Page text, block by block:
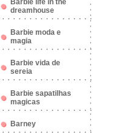
Barbie life in the
dreamhouse
Barbie moda e
magia
Barbie vida de
sereia
Barbie sapatilhas
magicas
Barney